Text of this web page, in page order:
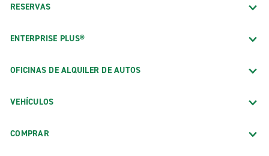
RESERVAS
ENTERPRISE PLUS®
OFICINAS DE ALQUILER DE AUTOS
VEHÍCULOS
COMPRAR